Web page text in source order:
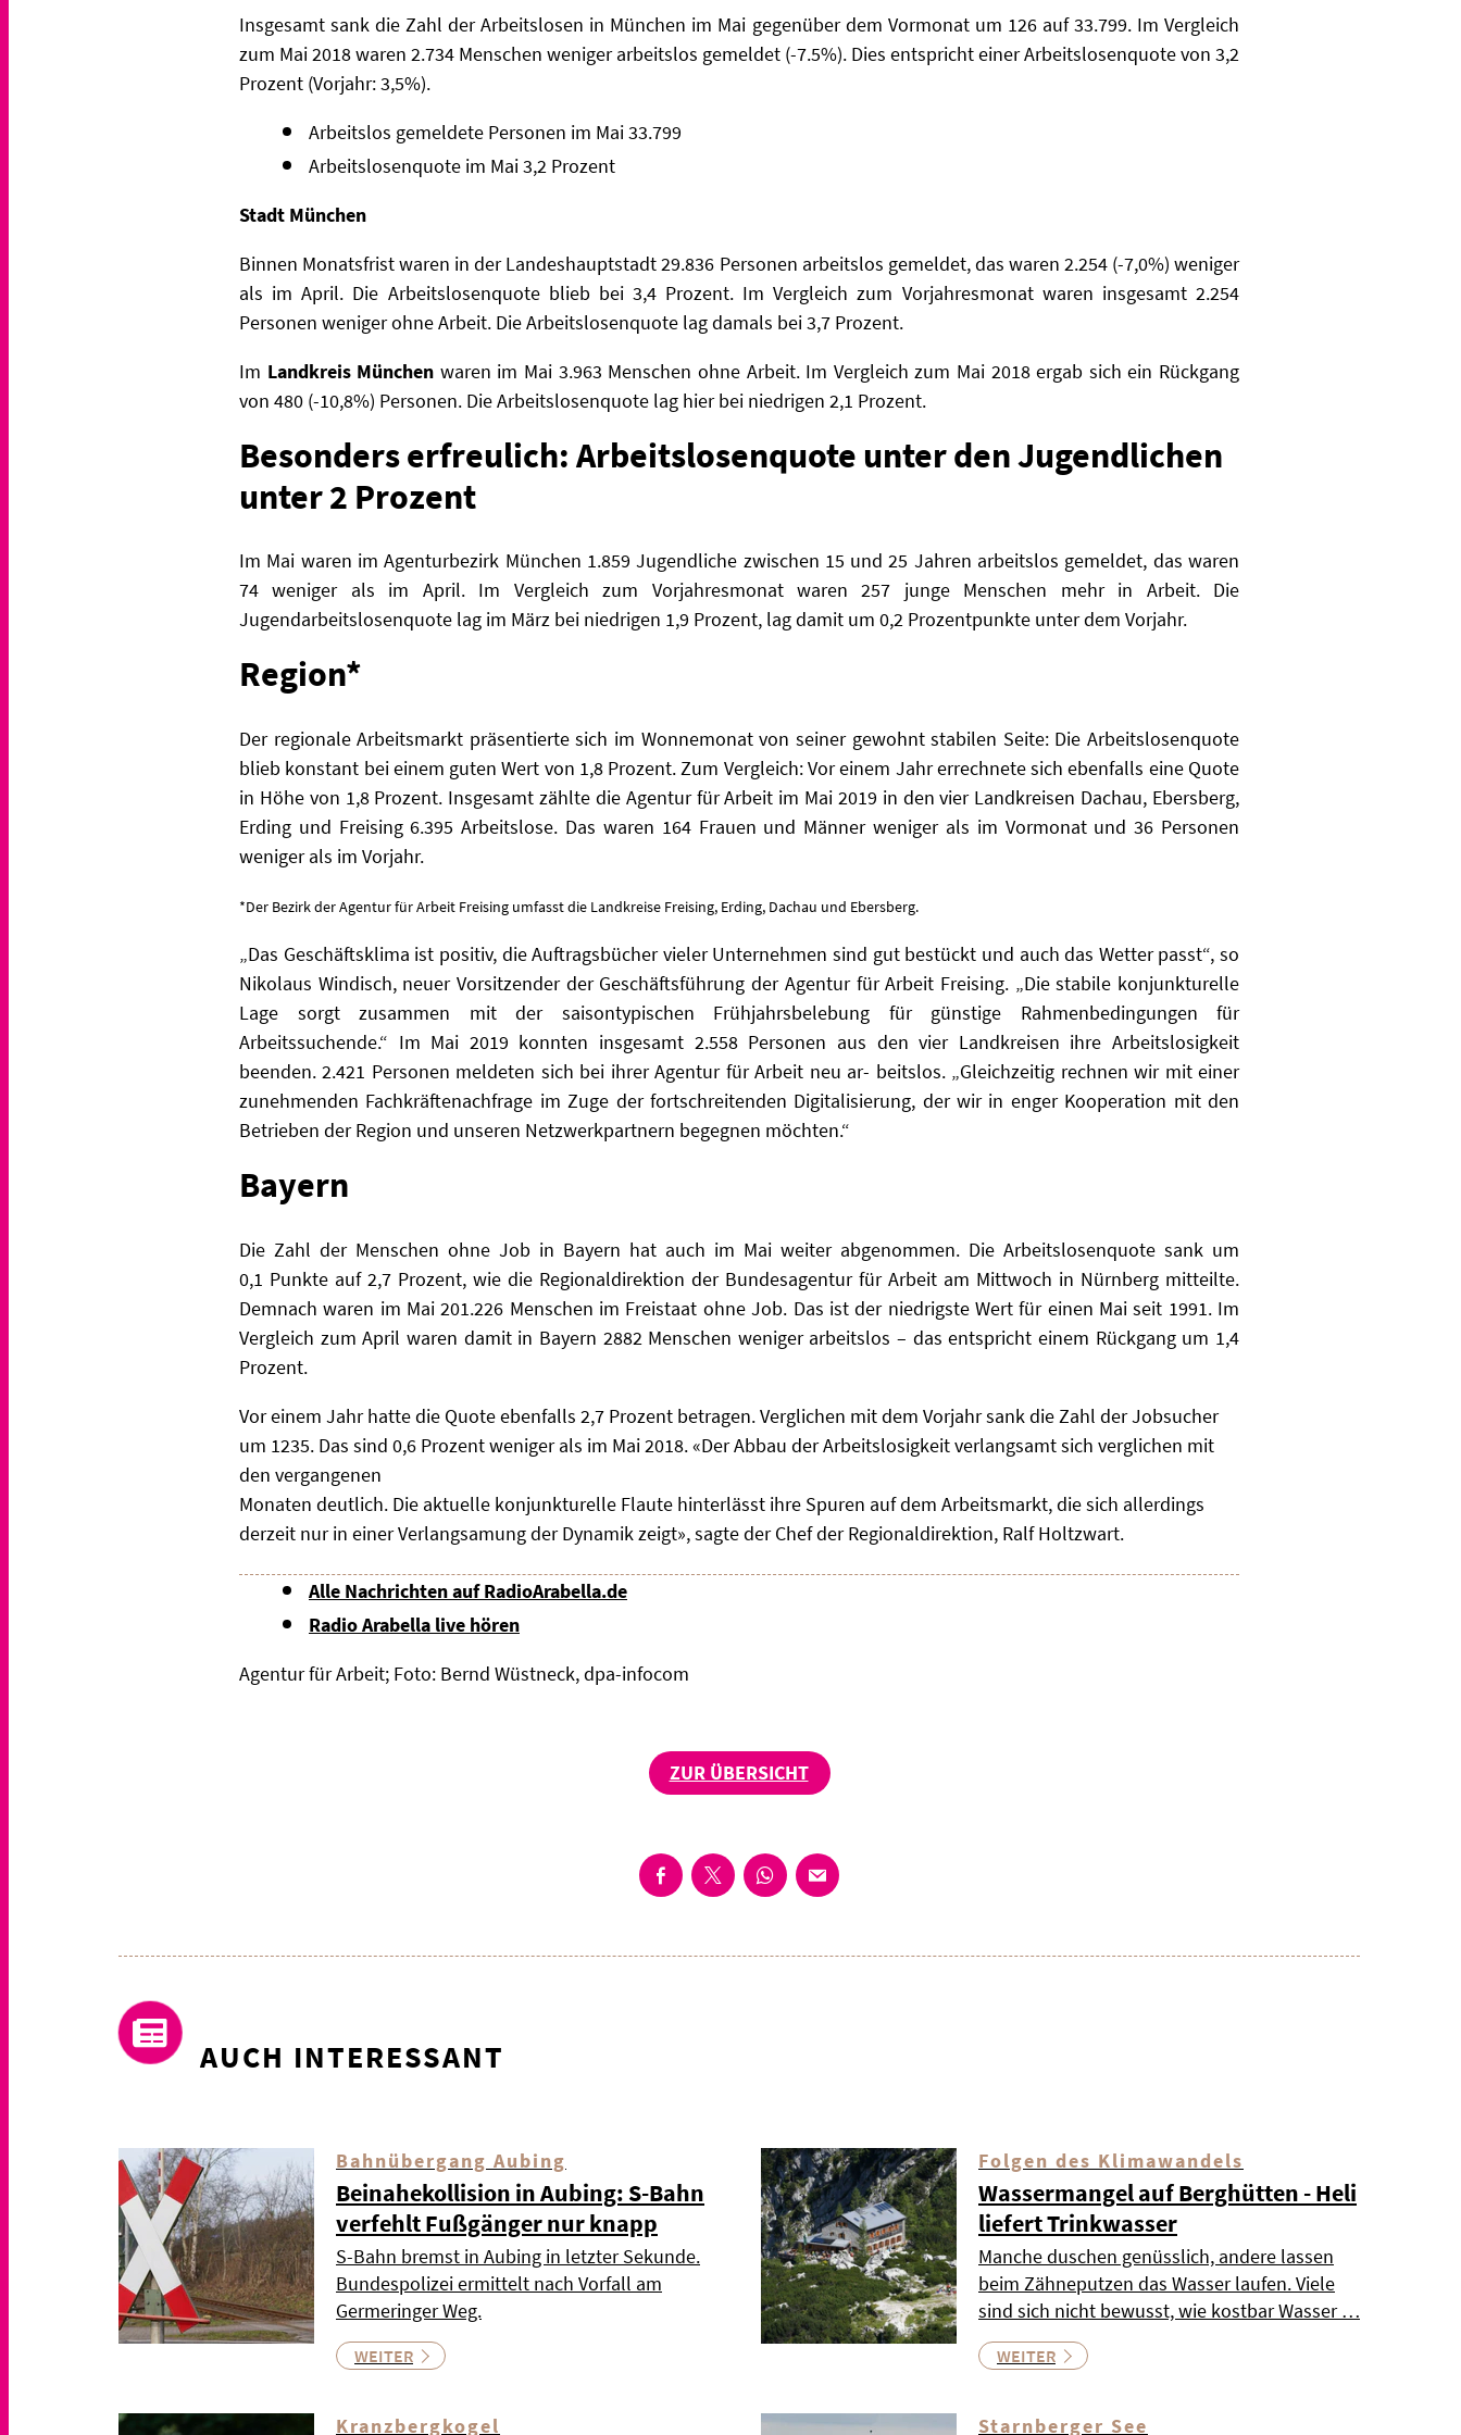
Insgesamt sank die Zahl der Arbeitslosen in München im Mai gegenüber dem Vormonat um 126 auf 33.799. Im Vergleich
zum Mai 2018 waren 2.734 Menschen weniger arbeitslos gemeldet (-7.5%). Dies entspricht einer Arbeitslosenquote von 3,2
Prozent (Vorjahr: 3,5%).
Arbeitslos gemeldete Personen im Mai 33.799
Arbeitslosenquote im Mai 3,2 Prozent
Stadt München
Binnen Monatsfrist waren in der Landeshauptstadt 29.836 Personen arbeitslos gemeldet, das waren 2.254 (-7,0%) weniger
als im April. Die Arbeitslosenquote blieb bei 3,4 Prozent. Im Vergleich zum Vorjahresmonat waren insgesamt 2.254
Personen weniger ohne Arbeit. Die Arbeitslosenquote lag damals bei 3,7 Prozent.
Im Landkreis München waren im Mai 3.963 Menschen ohne Arbeit. Im Vergleich zum Mai 2018 ergab sich ein Rückgang
von 480 (-10,8%) Personen. Die Arbeitslosenquote lag hier bei niedrigen 2,1 Prozent.
Besonders erfreulich: Arbeitslosenquote unter den Jugendlichen
unter 2 Prozent
Im Mai waren im Agenturbezirk München 1.859 Jugendliche zwischen 15 und 25 Jahren arbeitslos gemeldet, das waren
74 weniger als im April. Im Vergleich zum Vorjahresmonat waren 257 junge Menschen mehr in Arbeit. Die
Jugendarbeitslosenquote lag im März bei niedrigen 1,9 Prozent, lag damit um 0,2 Prozentpunkte unter dem Vorjahr.
Region*
Der regionale Arbeitsmarkt präsentierte sich im Wonnemonat von seiner gewohnt stabilen Seite: Die Arbeitslosenquote
blieb konstant bei einem guten Wert von 1,8 Prozent. Zum Vergleich: Vor einem Jahr errechnete sich ebenfalls eine Quote
in Höhe von 1,8 Prozent. Insgesamt zählte die Agentur für Arbeit im Mai 2019 in den vier Landkreisen Dachau, Ebersberg,
Erding und Freising 6.395 Arbeitslose. Das waren 164 Frauen und Männer weniger als im Vormonat und 36 Personen
weniger als im Vorjahr.
*Der Bezirk der Agentur für Arbeit Freising umfasst die Landkreise Freising, Erding, Dachau und Ebersberg.
„Das Geschäftsklima ist positiv, die Auftragsbücher vieler Unternehmen sind gut bestückt und auch das Wetter passt“, so
Nikolaus Windisch, neuer Vorsitzender der Geschäftsführung der Agentur für Arbeit Freising. „Diestabile konjunkturelle
Lage sorgt zusammen mit der saisontypischen Frühjahrsbelebung für günstige Rahmenbedingungen für
Arbeitssuchende.“ Im Mai 2019 konnten insgesamt 2.558 Personen aus den vier Landkreisen ihre Arbeitslosigkeit
beenden. 2.421 Personen meldeten sich bei ihrer Agentur für Arbeit neu ar- beitslos. „Gleichzeitig rechnen wir mit einer
zunehmenden Fachkräftenachfrage im Zuge der fortschreitenden Digitalisierung, der wir in enger Kooperation mit den
Betrieben der Region und unseren Netzwerkpartnern begegnen möchten.“
Bayern
Die Zahl der Menschen ohne Job in Bayern hat auch im Mai weiter abgenommen. Die Arbeitslosenquote sank um
0,1 Punkte auf 2,7 Prozent, wie die Regionaldirektion der Bundesagentur für Arbeit am Mittwoch in Nürnberg mitteilte.
Demnach waren im Mai201.226 Menschen im Freistaat ohne Job. Das ist der niedrigste Wertfür einen Mai seit 1991. Im
Vergleich zum April waren damit in Bayern 2882 Menschen weniger arbeitslos – das entspricht einem Rückgang um 1,4
Prozent.
Vor einem Jahr hatte die Quote ebenfalls 2,7 Prozent betragen.Verglichen mit dem Vorjahr sank die Zahl der Jobsucher
um 1235. Das sind 0,6 Prozent weniger als im Mai 2018. «Der Abbau derArbeitslosigkeit verlangsamt sich verglichen mit
den vergangenen
Monaten deutlich. Die aktuelle konjunkturelle Flaute hinterlässt ihre Spuren auf dem Arbeitsmarkt, die sich allerdings
derzeit nur in einerVerlangsamung der Dynamik zeigt», sagte der Chef derRegionaldirektion, Ralf Holtzwart.
Alle Nachrichten auf RadioArabella.de
Radio Arabella live hören
Agentur für Arbeit; Foto: Bernd Wüstneck, dpa-infocom
ZUR ÜBERSICHT
AUCH INTERESSANT
Bahnübergang Aubing
Beinahekollision in Aubing: S-Bahn
verfehlt Fußgänger nur knapp
S-Bahn bremst in Aubing in letzter Sekunde.
Bundespolizei ermittelt nach Vorfall am
Germeringer Weg.
WEITER
Folgen des Klimawandels
Wassermangel auf Berghütten - Heli
liefert Trinkwasser
Manche duschen genüsslich, andere lassen
beim Zähneputzen das Wasser laufen. Viele
sind sich nicht bewusst, wie kostbar Wasser …
WEITER
Kranzbergkogel Starnberger See